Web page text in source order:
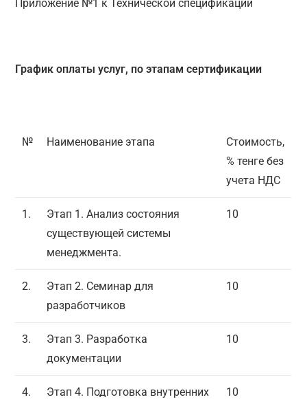
Приложение №1 к Технической спецификации
График оплаты услуг, по этапам сертификации
№ Наименование этапа
Стоимость,
% тенге без
учета НДС
1.
Этап 1. Анализ состояния
существующей системы
менеджмента.
10
2.
Этап 2. Семинар для
разработчиков
10
3.
Этап 3. Разработка
документации
10
4.
Этап 4. Подготовка внутренних
10